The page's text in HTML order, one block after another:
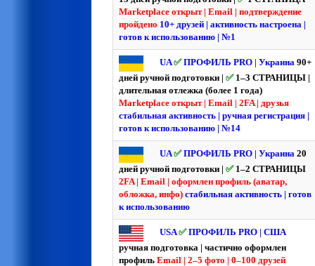
Marketplace открыт | Email | подтверждение
пройдено 10+ друзей | активность настроена |
готов к использованию | №1
UA✅ ПРОФИЛЬ PRO | Украина 90+
дней ручной подготовки | ✅ 1–3 СТРАНИЦЫ |
длительная отлежка (более 1 года)
Marketplace открыт | Email | 2FA | друзья
стабильная активность | ручная регистрация |
готов к использованию | №14
UA✅ ПРОФИЛЬ PRO | Украина 20
дней ручной подготовки | ✅ 1–2 СТРАНИЦЫ
2FA | Email | оформлен профиль (аватар,
обложка, инфо) стабильная активность | готов
к использованию
USA✅ ПРОФИЛЬ PRO | США
ручная подготовка | частично оформлен
профиль Email | 2–5 фото | 0–100 друзей